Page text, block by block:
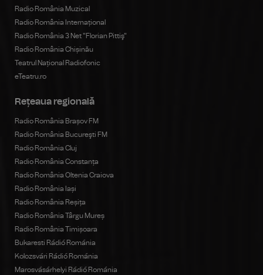
Radio România Muzical
Radio România Internațional
Radio România 3 Net "Florian Pittiş"
Radio România Chișinău
Teatrul Național Radiofonic
eTeatru.ro
Rețeaua regională
Radio România Brașov FM
Radio România Bucureşti FM
Radio România Cluj
Radio România Constanța
Radio România Oltenia Craiova
Radio România Iași
Radio România Reșița
Radio România Târgu Mureș
Radio România Timișoara
Bukaresti Rádió Románia
Kolozsvári Rádió Románia
Marosvásárhelyi Rádió Románia